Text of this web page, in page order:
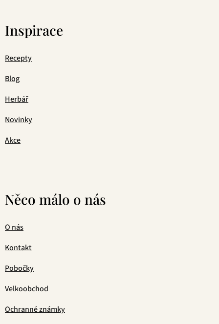
Inspirace
Recepty
Blog
Herbář
Novinky
Akce
Něco málo o nás
O nás
Kontakt
Pobočky
Velkoobchod
Ochranné známky